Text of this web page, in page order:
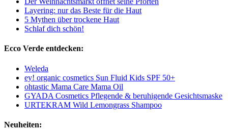
Layering: nur das Beste für die Haut
5 Mythen über trockene Haut
Schlaf dich schön!
Ecco Verde entdecken:
Weleda
ey! organic cosmetics Sun Fluid Kids SPF 50+
ohtastic Mama Care Mama Oil
GYADA Cosmetics Pflegende & beruhigende Gesichtsmaske
URTEKRAM Wild Lemongrass Shampoo
Neuheiten: